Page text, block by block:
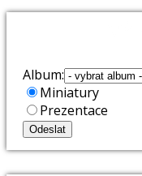
Album:
Miniatury
Prezentace